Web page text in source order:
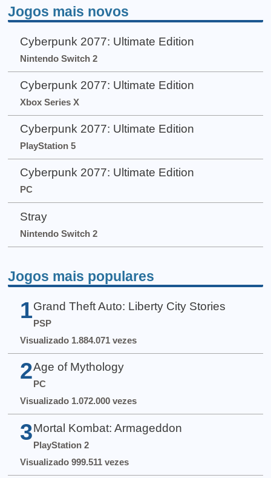
Jogos mais novos
Cyberpunk 2077: Ultimate Edition
Nintendo Switch 2
Cyberpunk 2077: Ultimate Edition
Xbox Series X
Cyberpunk 2077: Ultimate Edition
PlayStation 5
Cyberpunk 2077: Ultimate Edition
PC
Stray
Nintendo Switch 2
Jogos mais populares
1 Grand Theft Auto: Liberty City Stories
PSP
Visualizado 1.884.071 vezes
2 Age of Mythology
PC
Visualizado 1.072.000 vezes
3 Mortal Kombat: Armageddon
PlayStation 2
Visualizado 999.511 vezes